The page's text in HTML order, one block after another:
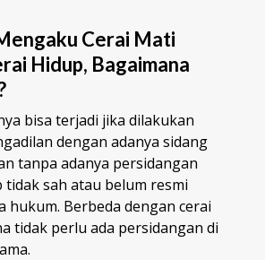
Cerai Mati
Hidup, Bagaimana
bisa terjadi jika dilakukan
dengan adanya sidang
tanpa adanya persidangan
tidak sah atau belum resmi
hukum. Berbeda dengan cerai
tidak perlu ada persidangan di